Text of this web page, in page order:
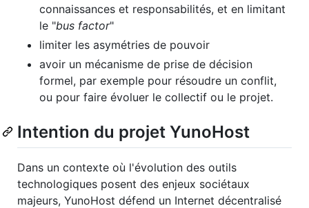
connaissances et responsabilités, et en limitant
le "bus factor"
limiter les asymétries de pouvoir
avoir un mécanisme de prise de décision
formel, par exemple pour résoudre un conflit,
ou pour faire évoluer le collectif ou le projet.
Intention du projet YunoHost
Dans un contexte où l'évolution des outils
technologiques posent des enjeux sociétaux
majeurs, YunoHost défend un Internet décentralisé